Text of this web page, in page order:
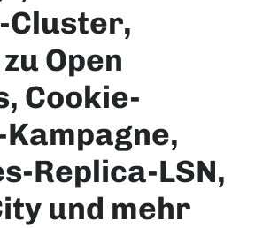
Cluster,
Open
Cookie-
Replica-LSN,
und mehr